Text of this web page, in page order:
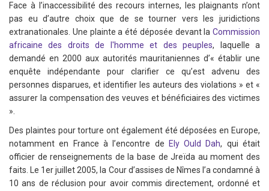
Face à l’inaccessibilité des recours internes, les plaignants n’ont
pas eu d’autre choix que de se tourner vers les juridictions
extranationales. Une plainte a été déposée devant la Commission
africaine des droits de l'homme et des peuples, laquelle a
demandé en 2000 aux autorités mauritaniennes d’« établir une
enquête indépendante pour clarifier ce qu’est advenu des
personnes disparues, et identifier les auteurs des violations » et «
assurer la compensation des veuves et bénéficiaires des victimes
».
Des plaintes pour torture ont également été déposées en Europe,
notamment en France à l’encontre de
Ely Ould Dah, qui était
officier de renseignements de la base de Jreïda au moment des
faits. Le 1er juillet 2005, la Cour d’assises de Nîmes l’a condamné à
10 ans de réclusion pour avoir commis directement, ordonné et